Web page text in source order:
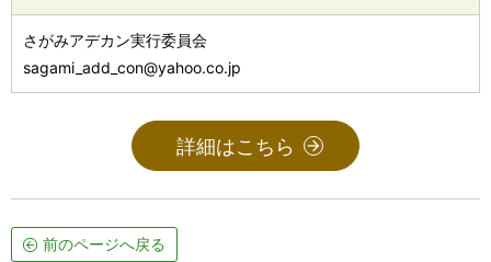
さがみアデカン実行委員会
sagami_add_con@yahoo.co.jp
詳細はこちら
前のページへ戻る